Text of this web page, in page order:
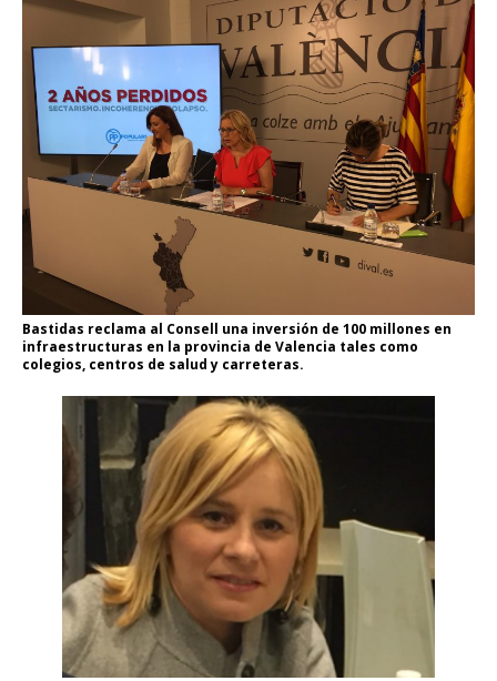
Bastidas reclama al Consell una inversión de 100 millones en
infraestructuras en la provincia de Valencia tales como
colegios, centros de salud y carreteras.